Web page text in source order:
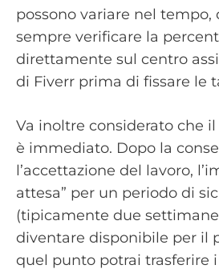
possono variare nel
sempre verificare la
direttamente sul centro
di Fiverr prima di fissare le
Va inoltre considerato che
è immediato. Dopo la
l’accettazione del lavoro,
attesa” per un periodo di
(tipicamente due
diventare disponibile per il
quel punto potrai trasferire